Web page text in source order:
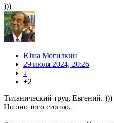
)))
Юша Могилкин
29 июля 2024, 20:26
↓
+2
Титанический труд, Евгений. )))
Но оно того стоило.